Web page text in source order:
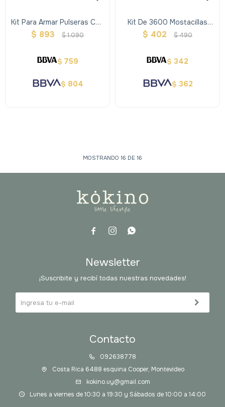
Kit Para Armar Pulseras Con
Cuentas Diy
$ 893 $1.090
$ 759
$ 804
Kit De 3600 Mostacillas
Para Pulseras Completo
$ 402 $490
$ 342
$ 362
MOSTRANDO 16 DE 16
  
Contacto
092638778
Costa Rica 6488 esquina Cooper, Montevideo
kokino.uy@gmail.com
Lunes a viernes de 10:30 a 19:30 y Sábados de 10:00 a 14:00
Newsletter
¡Suscribite y recibí todas nuestras novedades!